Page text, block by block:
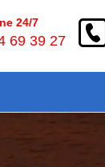
24/7
69 39 27